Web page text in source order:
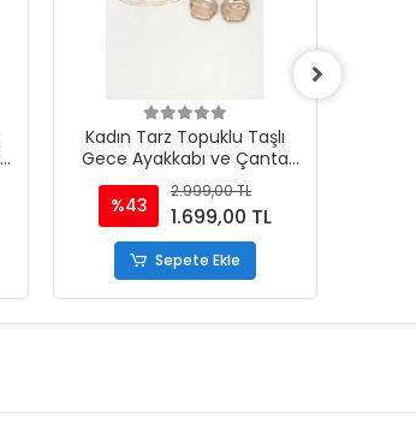
Kadın Tarz Topuklu Taşlı
Gece Ayakkabı ve Çanta
Takımı Altın
%43
2.999,00 TL
1.699,00 TL
Sepete Ekle